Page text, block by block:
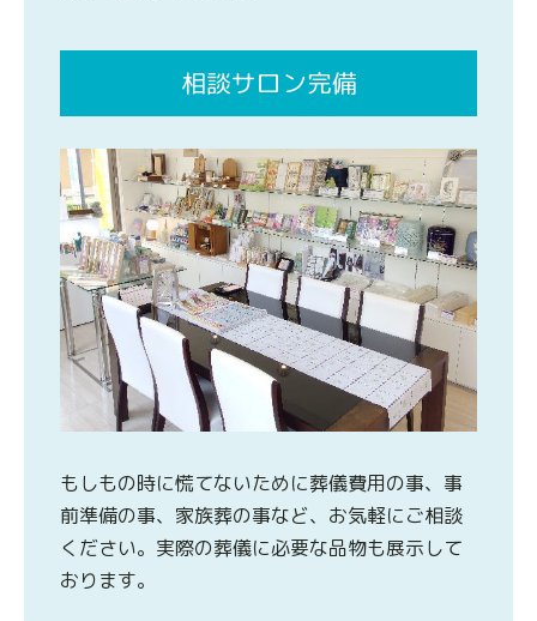
相談サロン完備
もしもの時に慌てないために葬儀費用の事、事
前準備の事、家族葬の事など、お気軽にご相談
ください。実際の葬儀に必要な品物も展示して
おります。